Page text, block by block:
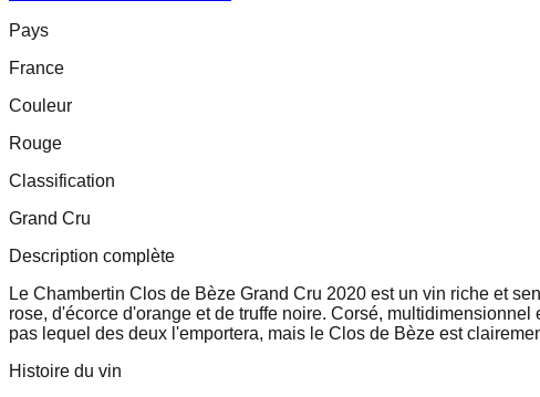
Pays
France
Couleur
Rouge
Classification
Grand Cru
Description complète
Le Chambertin Clos de Bèze Grand Cru 2020 est un vin riche et
rose, d'écorce d'orange et de truffe noire. Corsé,
pas lequel des deux l'emportera, mais le Clos de Bèze est
Histoire du vin